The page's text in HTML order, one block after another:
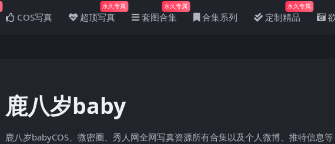
COS写真 超顶写真
永久专属
套图合集
永久专属
合集系列 定制精品
永久专属
鹿八岁baby
鹿八岁babyCOS、微密圈、秀人网全网写真资源所有合集以及个人微博、推特信息